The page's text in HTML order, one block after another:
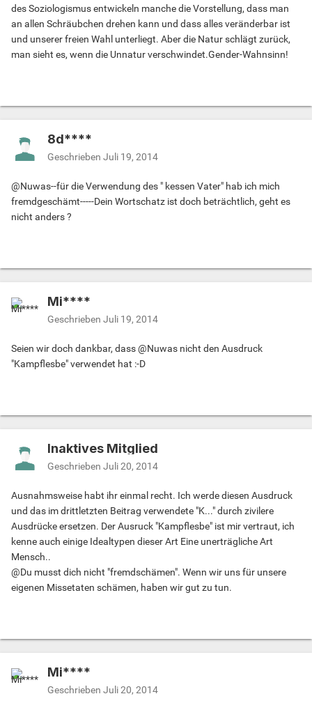
des Soziologismus entwickeln manche die Vorstellung, dass man
an allen Schräubchen drehen kann und dass alles veränderbar ist
und unserer freien Wahl unterliegt. Aber die Natur schlägt zurück,
man sieht es, wenn die Unnatur verschwindet.Gender-Wahnsinn!
8d****
Geschrieben Juli 19, 2014
@Nuwas--für die Verwendung des " kessen Vater" hab ich mich
fremdgeschämt-----Dein Wortschatz ist doch beträchtlich, geht es
nicht anders ?
Mi****
Geschrieben Juli 19, 2014
Seien wir doch dankbar, dass @Nuwas nicht den Ausdruck
"Kampflesbe" verwendet hat :-D
Inaktives Mitglied
Geschrieben Juli 20, 2014
Ausnahmsweise habt ihr einmal recht. Ich werde diesen Ausdruck
und das im drittletzten Beitrag verwendete "K..." durch zivilere
Ausdrücke ersetzen. Der Ausruck "Kampflesbe" ist mir vertraut, ich
kenne auch einige Idealtypen dieser Art Eine unerträgliche Art
Mensch..
@Du musst dich nicht "fremdschämen". Wenn wir uns für unsere
eigenen Missetaten schämen, haben wir gut zu tun.
Mi****
Geschrieben Juli 20, 2014